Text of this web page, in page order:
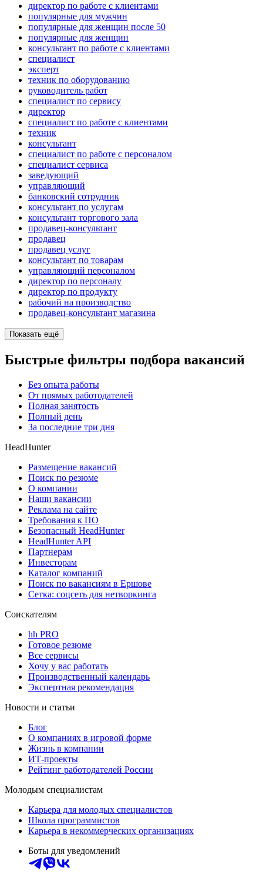
директор по работе с клиентами
популярные для мужчин
популярные для женщин после 50
популярные для женщин
консультант по работе с клиентами
специалист
эксперт
техник по оборудованию
руководитель работ
специалист по сервису
директор
специалист по работе с клиентами
техник
консультант
специалист по работе с персоналом
специалист сервиса
заведующий
управляющий
банковский сотрудник
консультант по услугам
консультант торгового зала
продавец-консультант
продавец
продавец услуг
консультант по товарам
управляющий персоналом
директор по персоналу
директор по продукту
рабочий на производство
продавец-консультант магазина
Показать ещё
Быстрые фильтры подбора вакансий
Без опыта работы
От прямых работодателей
Полная занятость
Полный день
За последние три дня
HeadHunter
Размещение вакансий
Поиск по резюме
О компании
Наши вакансии
Реклама на сайте
Требования к ПО
Безопасный HeadHunter
HeadHunter API
Партнерам
Инвесторам
Каталог компаний
Поиск по вакансиям в Ершове
Сетка: соцсеть для нетворкинга
Соискателям
hh PRO
Готовое резюме
Все сервисы
Хочу у вас работать
Производственный календарь
Экспертная рекомендация
Новости и статьи
Блог
О компаниях в игровой форме
Жизнь в компании
ИТ-проекты
Рейтинг работодателей России
Молодым специалистам
Карьера для молодых специалистов
Школа программистов
Карьера в некоммерческих организациях
Боты для уведомлений